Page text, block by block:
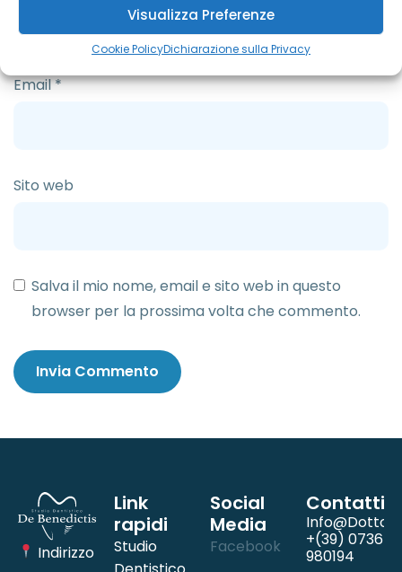
Visualizza Preferenze
Cookie PolicyDichiarazione sulla Privacy
Email*
Sito web
Salva il mio nome, email e sito web in questo
browser per la prossima volta che commento.
Indirizzo
Link
rapidi
Studio
Social
Media
Facebook
Contatti
+(39) 0736
980194